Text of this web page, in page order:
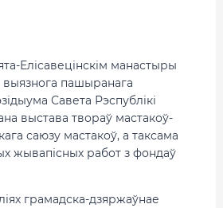
Елісавецінскім манастыры
выязнога пашыранага
Савета Рэспублікі
выстава твораў мастакоў-
саюзу мастакоў, а таксама
жывапісных работ з фондаў
грамадска-дзяржаўнае